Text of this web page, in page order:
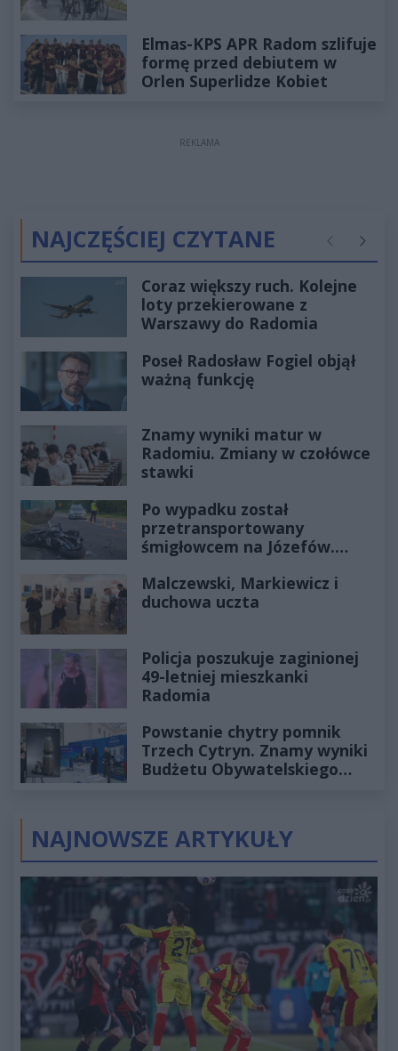
Elmas-KPS APR Radom szlifuje
formę przed debiutem w
Orlen Superlidze Kobiet
REKLAMA
NAJCZĘŚCIEJ CZYTANE Poprzednie
Coraz większy ruch. Kolejne
loty przekierowane z
Warszawy do Radomia
Poseł Radosław Fogiel objął
ważną funkcję
Znamy wyniki matur w
Radomiu. Zmiany w czołówce
stawki
Po wypadku został
przetransportowany
śmigłowcem na Józefów.
Malczewski, Markiewicz i
duchowa uczta
Policja poszukuje zaginionej
49-letniej mieszkanki
Radomia
Powstanie chytry pomnik
Trzech Cytryn. Znamy wyniki
Budżetu Obywatelskiego
NAJNOWSZE ARTYKUŁY